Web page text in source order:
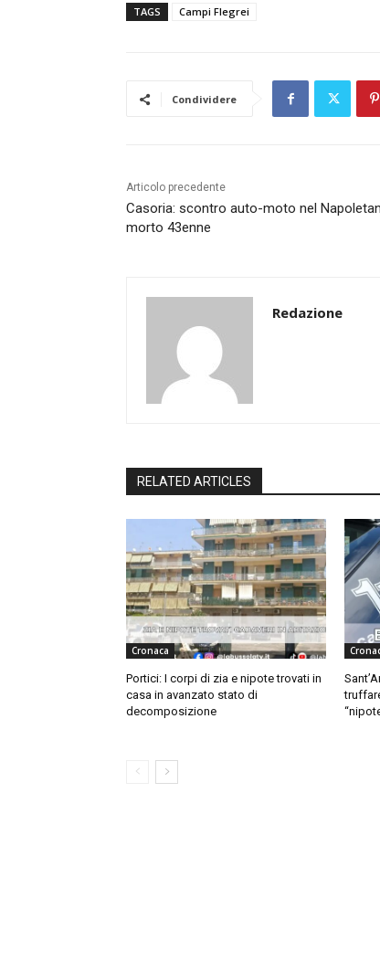
TAGS Campi Flegrei
Condividere
Articolo precedente
Casoria: scontro auto-moto nel
morto 43enne
Redazione
RELATED ARTICLES
Cronaca
Portici: I corpi di zia e nipote trovati in
casa in avanzato stato di
decomposizione